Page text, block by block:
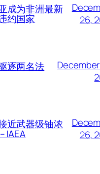
成为非洲最新
约国家
26,
逐两名法
近武器级铀浓
IAEA
26,